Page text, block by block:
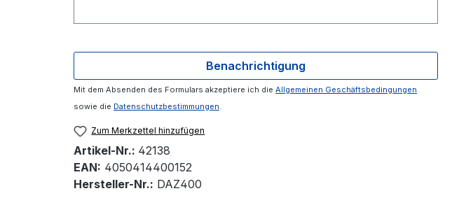
Benachrichtigung
Mit dem Absenden des Formulars akzeptiere ich die Allgemeinen Geschäftsbedingungen
sowie die Datenschutzbestimmungen.
Zum Merkzettel hinzufügen
Artikel-Nr.: 42138
EAN: 4050414400152
Hersteller-Nr.: DAZ400